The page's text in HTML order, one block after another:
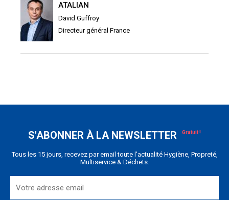
ATALIAN
David Guffroy
Directeur général France
S'ABONNER À LA NEWSLETTER
Tous les 15 jours, recevez par email toute l'actualité Hygiène, Propreté,
Multiservice & Déchets.